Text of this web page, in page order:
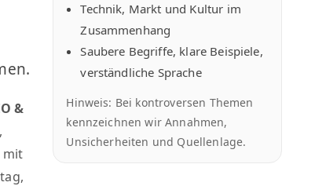
&
,
mit
Technik, Markt und Kultur im
Zusammenhang
Saubere Begriffe, klare Beispiele,
verständliche Sprache
Hinweis: Bei kontroversen Themen
kennzeichnen wir Annahmen,
Unsicherheiten und Quellenlage.